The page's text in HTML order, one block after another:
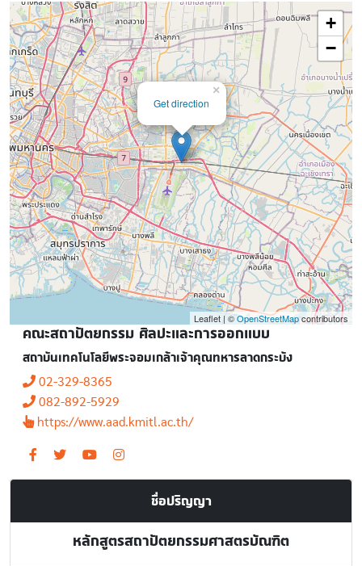
Get direction
×
+
−
Leaflet | ©OpenStreetMapcontributors
คณะสถาปัตยกรรม ศิลปะและการออกแบบ
สถาบันเทคโนโลยีพระจอมเกล้าเจ้าคุณทหารลาดกระบัง
02-329-8365
082-892-5929
https://www.aad.kmitl.ac.th/
ชื่อปริญญา
หลักสูตรสถาปัตยกรรมศาสตรบัณฑิต